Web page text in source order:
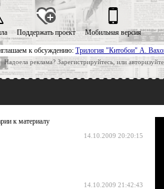
к обсуждению: Трилогия "Китобои" А.
Надоела реклама? Зарегистрируйтесь, или
Поддержать проект Мобильная версия
к материалу
14.10.2009 20:20:15
14.10.2009 21:42:43